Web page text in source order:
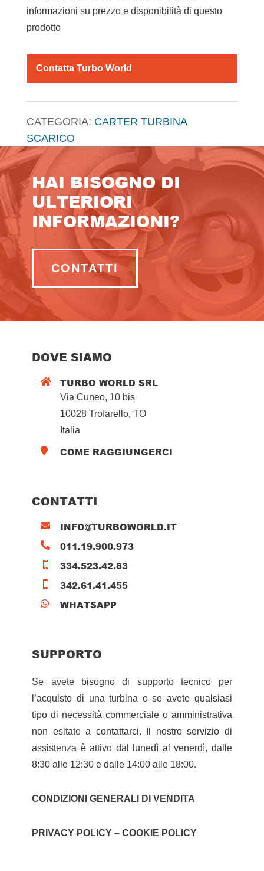
informazioni su prezzo e disponibilità di questo
prodotto
Contatta Turbo World
CATEGORIA: CARTER TURBINA
SCARICO
HAI BISOGNO DI
ULTERIORI
INFORMAZIONI?
CONTATTI
DOVE SIAMO
 TURBO WORLD SRL
Via Cuneo, 10 bis
10028 Trofarello, TO
Italia
 COME RAGGIUNGERCI
CONTATTI
 INFO@TURBOWORLD.IT
 011.19.900.973
 334.523.42.83
 342.61.41.455
 WHATSAPP
SUPPORTO
Se avete bisogno di supporto tecnico per
l’acquisto di una turbina o se avete qualsiasi
tipo di necessità commerciale o amministrativa
non esitate a contattarci. Il nostro servizio di
assistenza è attivo dal lunedì al venerdì, dalle
8:30 alle 12:30 e dalle 14:00 alle 18:00.
CONDIZIONI GENERALI DI VENDITA
PRIVACY POLICY – COOKIE POLICY